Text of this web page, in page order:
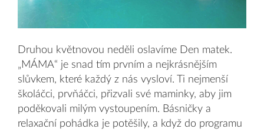
Druhou květnovou neděli oslavíme Den matek.
„MÁMA“ je snad tím prvním a nejkrásnějším
slůvkem, které každý z nás vysloví. Ti nejmenší
školáčci, prvňáčci, přizvali své maminky, aby jim
poděkovali milým vystoupením. Básničky a
relaxační pohádka je potěšily, a když do programu